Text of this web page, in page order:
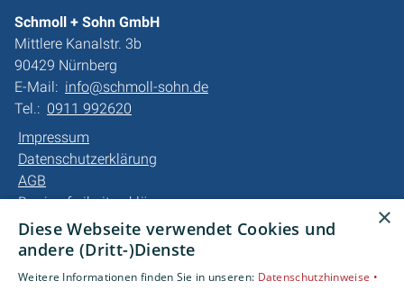
Schmoll + Sohn GmbH
Mittlere Kanalstr. 3b
90429 Nürnberg
E-Mail: info@schmoll-sohn.de
Tel.: 0911 992620
Impressum
Datenschutzerklärung
AGB
Barrierefreiheitserklärung
Unsere Bereiche
×
Diese Webseite verwendet Cookies und
andere (Dritt-)Dienste
Weitere Informationen finden Sie in unseren: Datenschutzhinweise •